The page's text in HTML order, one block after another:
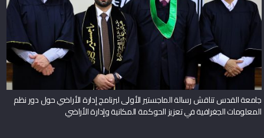
جامعة القدس تناقش رسالة الماجستير الأولى لبرنامج إدارة الأراضي حول دور نظم
المعلومات الجغرافية في تعزيز الحوكمة المكانية وإدارة الأراضي